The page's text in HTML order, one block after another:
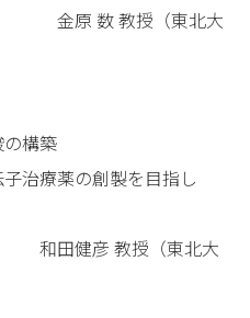
（東北大
構築
療薬の創製を目指し
授（東北大